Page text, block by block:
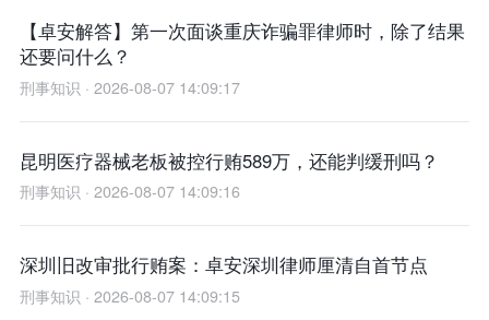
【卓安解答】第一次面谈重庆诈骗罪律师时，除了结果
还要问什么？
刑事知识 · 2026-08-07 14:09:17
昆明医疗器械老板被控行贿589万，还能判缓刑吗？
刑事知识 · 2026-08-07 14:09:16
深圳旧改审批行贿案：卓安深圳律师厘清自首节点
刑事知识 · 2026-08-07 14:09:15